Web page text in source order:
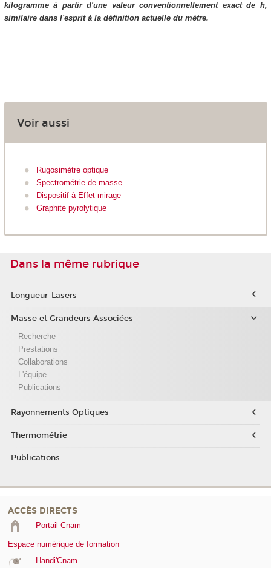
kilogramme à partir d'une valeur conventionnellement exact de h,
similaire dans l'esprit à la définition actuelle du mètre.
Voir aussi
Rugosimètre optique
Spectrométrie de masse
Dispositif à Effet mirage
Graphite pyrolytique
Dans la même rubrique
Longueur-Lasers
Masse et Grandeurs Associées
Recherche
Prestations
Collaborations
L'équipe
Publications
Rayonnements Optiques
Thermométrie
Publications
ACCÈS DIRECTS
Portail Cnam
Espace numérique de formation
Handi'Cnam